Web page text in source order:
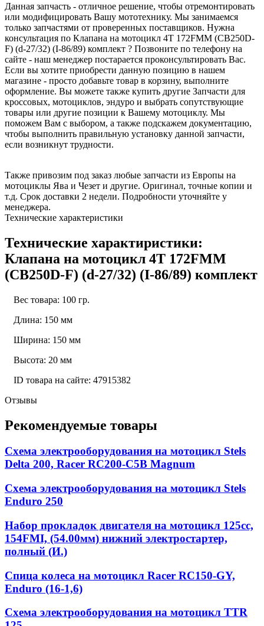
Данная запчасть - отличное решение, чтобы отремонтировать
или модифицировать Вашу мототехнику. Мы занимаемся
только запчастями от проверенных поставщиков. Нужна
консультация по Клапана на мотоцикл 4Т 172FMM (CB250D-
F) (d-27/32) (I-86/89) комплект ? Позвоните по телефону на
сайте - наш менеджер постарается проконсультировать Вас.
Если вы хотите приобрести данную позицию в нашем
магазине - просто добавьте товар в корзину, выполните
оформление. Вы можете также купить другие Запчасти для
кроссовых, мотоциклов, эндуро и выбрать сопутствующие
товары или другие позиции к Вашему мотоциклу. Мы
поможем Вам с выбором, а также подскажем документацию,
чтобы выполнить правильную установку данной запчасти,
если возникнут трудности.
Также привозим под заказ любые запчасти из Европы на
мотоциклы Ява и Чезет и другие. Оригинал, точные копии и
т.д. Срок доставки 2 недели. Подробности уточняйте у
менеджера.
Технические характеристики
Технические характиристики:
Клапана на мотоцикл 4Т 172FMM
(CB250D-F) (d-27/32) (I-86/89) комплект
Вес товара: 100 гр.
Длина: 150 мм
Ширина: 150 мм
Высота: 20 мм
ID товара на сайте: 47915382
Отзывы
Рекомендуемые товары
Схема электрооборудования на мотоцикл Stels
Delta 200, Racer RC200-C5B Magnum
Схема электрооборудования на мотоцикл Stels
Enduro 250
Набор прокладок двигателя на мотоцикл 125cc,
154FMI, (54.00мм) нижний электростартер,
полный (И.)
Спица колеса на мотоцикл Racer RC150-GY,
Enduro (16-1,6)
Схема электрооборудования на мотоцикл TTR